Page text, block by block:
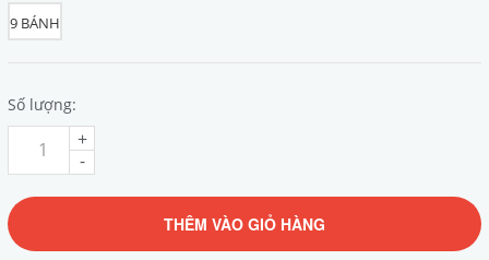
9 BÁNH
Số lượng:
-
+
THÊM VÀO GIỎ HÀNG